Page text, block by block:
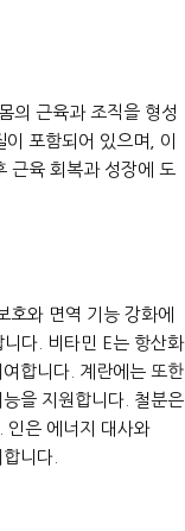
의 근육과 조직을 형성
포함되어 있으며, 이
근육 회복과 성장에 도
호와 면역 기능 강화에
다. 비타민 E는 항산화
합니다. 계란에는 또한
을 지원합니다. 철분은
인은 에너지 대사와
니다.